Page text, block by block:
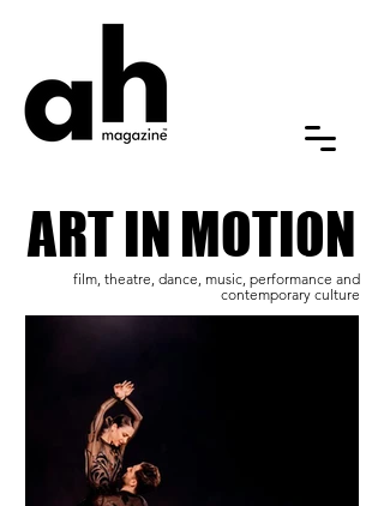
ART IN MOTION
ART IN MOTION
film, theatre, dance, music, performance and
contemporary culture